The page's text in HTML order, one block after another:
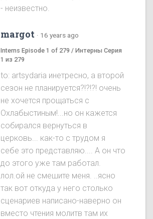
- неизвестно.
margot · 16 years ago
Interns Episode 1 of 279 / Интерны Серия
1 из 279
to: artsydaria инетресно, а второй
сезон не планируется?!?!?! очень
не хочется прощаться с
Охлабыстиным!...но он кажется
собирался вернуться в
церковь... как-то с трудом я
себе это представляю.... А он что
до этого уже там работал.
лол.ой не смешите меня. ..ясно
так вот откуда у него столько
сценариев написано-наверно он
вместо чтения молитв там их